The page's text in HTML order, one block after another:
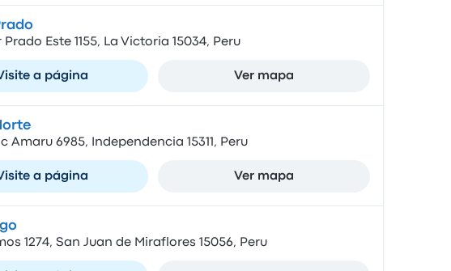
Prado Este 1155, La Victoria 15034, Peru
a página Ver mapa
Amaru 6985, Independencia 15311, Peru
a página Ver mapa
1274, San Juan de Miraflores 15056, Peru